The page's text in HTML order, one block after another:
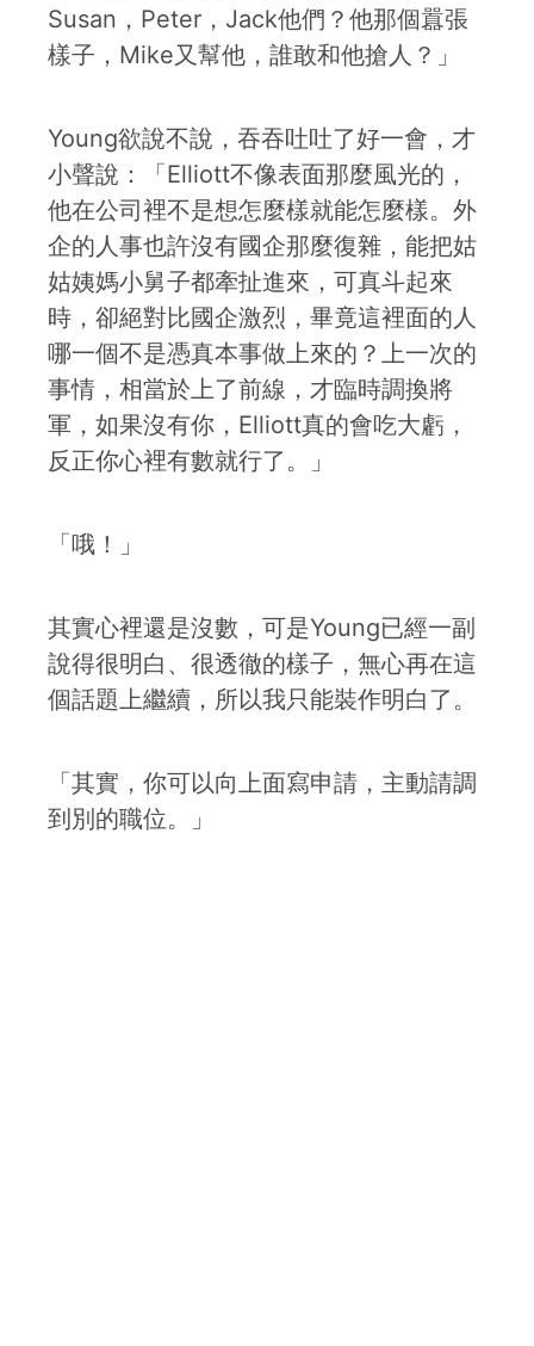
Susan，Peter，Jack他們？他那個囂張
樣子，Mike又幫他，誰敢和他搶人？」
Young欲說不說，吞吞吐吐了好一會，才
小聲說：「Elliott不像表面那麼風光的，
他在公司裡不是想怎麼樣就能怎麼樣。外
企的人事也許沒有國企那麼復雜，能把姑
姑姨媽小舅子都牽扯進來，可真斗起來
時，卻絕對比國企激烈，畢竟這裡面的人
哪一個不是憑真本事做上來的？上一次的
事情，相當於上了前線，才臨時調換將
軍，如果沒有你，Elliott真的會吃大虧，
反正你心裡有數就行了。」
「哦！」
其實心裡還是沒數，可是Young已經一副
說得很明白、很透徹的樣子，無心再在這
個話題上繼續，所以我只能裝作明白了。
「其實，你可以向上面寫申請，主動請調
到別的職位。」